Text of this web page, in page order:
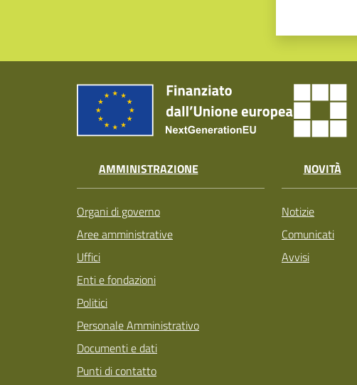
AMMINISTRAZIONE
Organi di governo
Aree amministrative
Uffici
Enti e fondazioni
Politici
Personale Amministrativo
Documenti e dati
Punti di contatto
NOVITÀ
Notizie
Comunicati
Avvisi